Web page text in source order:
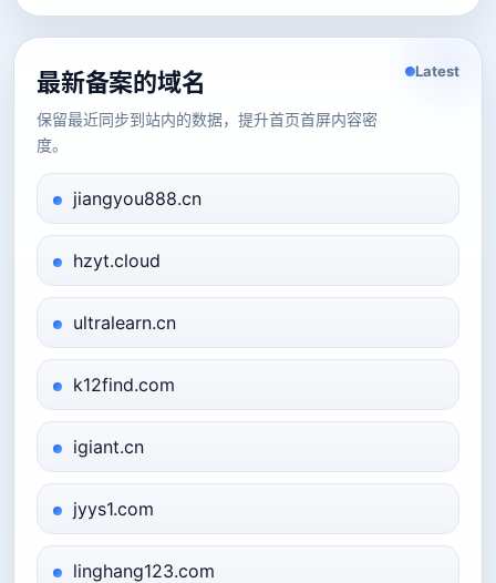
最新备案的域名
保留最近同步到站内的数据，提升首页首屏内容密
度。
Latest
jiangyou888.cn
hzyt.cloud
ultralearn.cn
k12find.com
igiant.cn
jyys1.com
linghang123.com